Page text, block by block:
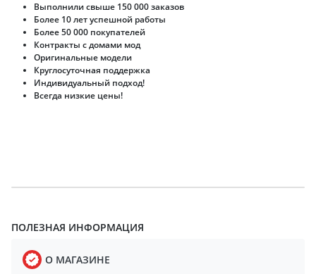
Выполнили свыше 150 000 заказов
Более 10 лет успешной работы
Более 50 000 покупателей
Контракты с домами мод
Оригинальные модели
Круглосуточная поддержка
Индивидуальный подход!
Всегда низкие цены!
ПОЛЕЗНАЯ ИНФОРМАЦИЯ
О МАГАЗИНЕ